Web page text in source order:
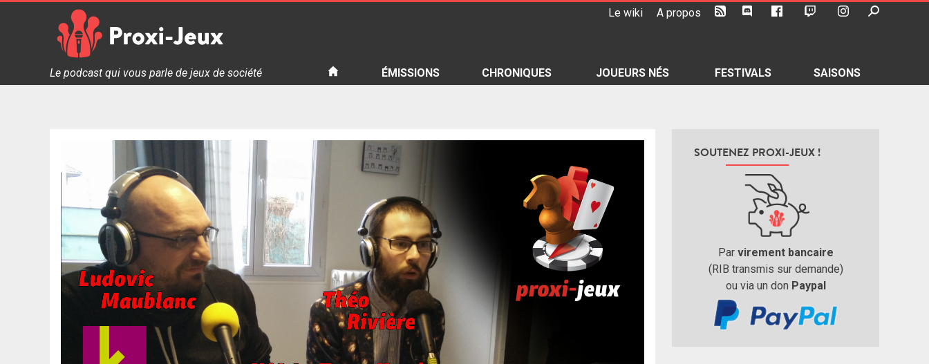
Le wiki A propos
Proxi Jeux - Le podcast qui vous parle de jeux de société
Le podcast qui vous parle de jeux de société ÉMISSIONS CHRONIQUES JOUEURS NÉS FESTIVALS SAISONS
SOUTENEZ PROXI-JEUX !
Par virement bancaire
(RIB transmis sur demande)
ou via un don Paypal